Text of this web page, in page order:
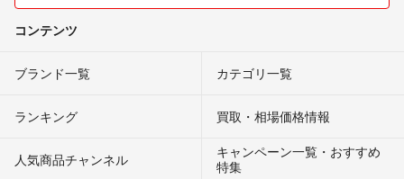
コンテンツ
ブランド一覧 カテゴリ一覧
ランキング 買取・相場価格情報
人気商品チャンネル
キャンペーン一覧・おすすめ
特集